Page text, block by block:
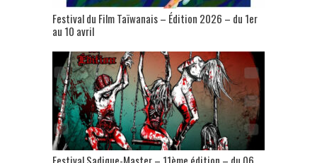
Festival du Film Taïwanais – Édition 2026 – du 1er
au 10 avril